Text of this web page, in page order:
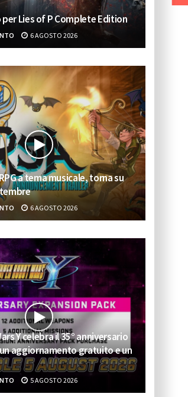
per Lies of P Complete Edition
6 AGOSTO 2026
a tema musicale, torna su
6 AGOSTO 2026
Y celebra il 35° anniversario
aggiornamento gratuito e un
5 AGOSTO 2026